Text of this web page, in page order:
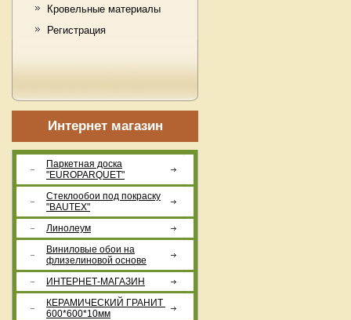
Кровельные материалы
Регистрация
Интернет магазин
Паркетная доска
"EUROPARQUET"
Стеклообои под покраску
"BAUTEX"
Линолеум
Виниловые обои на
флизелиновой основе
ИНТЕРНЕТ-МАГАЗИН
КЕРАМИЧЕСКИЙ ГРАНИТ
600*600*10мм